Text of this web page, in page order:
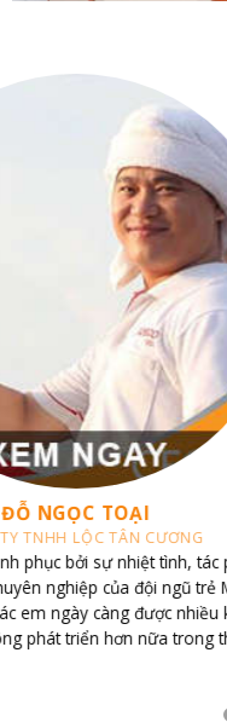
CĂN HỘ
Tôi sở hữu căn hộ
với CTY TNHH Nội Thất
nghiệp của Cty với
tình, trách nhiệm cao.